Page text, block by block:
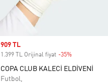
Sale price
909 TL
1.399 TL Orijinal fiyat -35%
COPA CLUB KALECİ ELDİVENİ
Futbol,